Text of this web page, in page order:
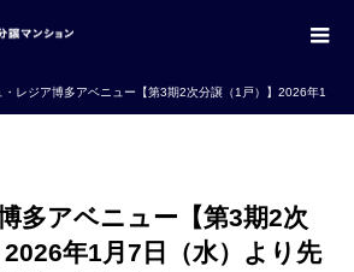
・レジア博多アベニュー【第3期2次分譲（1戸）】2026年1
多アベニュー【第3期2次
年1月7日（水）より先